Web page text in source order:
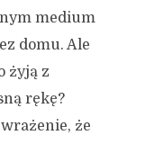
medium
domu. Ale
żyją z
rękę?
że